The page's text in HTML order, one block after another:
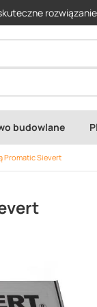
budowlane
Promatic Sievert